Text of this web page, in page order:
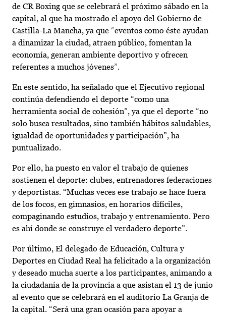
de CR Boxing que se celebrará el próximo sábado en la
capital, al que ha mostrado el apoyo del Gobierno de
Castilla-La Mancha, ya que “eventos como éste ayudan
a dinamizar la ciudad, atraen público, fomentan la
economía, generan ambiente deportivo y ofrecen
referentes a muchos jóvenes”.
En este sentido, ha señalado que el Ejecutivo regional
continúa defendiendo el deporte “como una
herramienta social de cohesión”, ya que el deporte “no
solo busca resultados, sino también hábitos saludables,
igualdad de oportunidades y participación”, ha
puntualizado.
Por ello, ha puesto en valor el trabajo de quienes
sostienen el deporte: clubes, entrenadores federaciones
y deportistas. “Muchas veces ese trabajo se hace fuera
de los focos, en gimnasios, en horarios difíciles,
compaginando estudios, trabajo y entrenamiento. Pero
es ahí donde se construye el verdadero deporte”.
Por último, El delegado de Educación, Cultura y
Deportes en Ciudad Real ha felicitado a la organización
y deseado mucha suerte a los participantes, animando a
la ciudadanía de la provincia a que asistan el 13 de junio
al evento que se celebrará en el auditorio La Granja de
la capital. “Será una gran ocasión para apoyar a